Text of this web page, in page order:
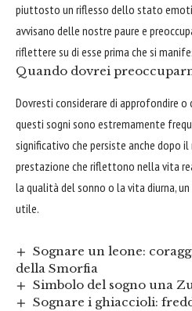
piuttosto un riflesso dello stato
avvisano delle nostre paure e
riflettere su di esse prima che si
Quando dovrei
Dovresti considerare di approfondire
questi sogni sono estremamente
significativo che persiste anche dopo il
prestazione che riflettono nella vita
la qualità del sonno o la vita diurna,
utile.
Sognare un leone:
della Smorfia
Simbolo del sogno una
Sognare i ghiaccioli: